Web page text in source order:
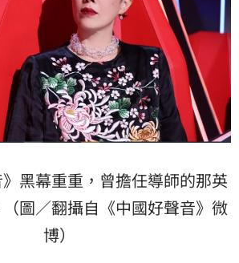
黑幕重重，曾擔任導師的那英
圖／翻攝自《中國好聲音》微
博）